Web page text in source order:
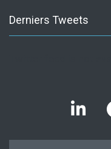
Derniers Tweets